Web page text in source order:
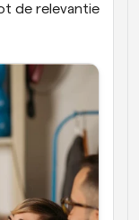
de relevantie